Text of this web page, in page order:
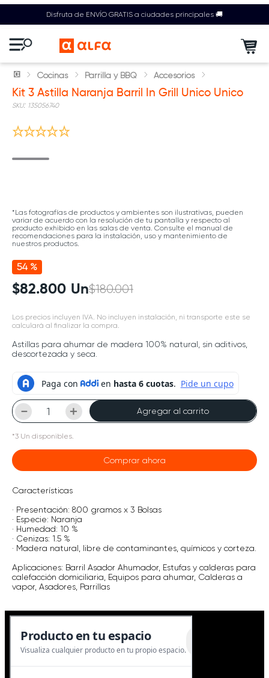
Disfruta de ENVÍO GRATIS a ciudades principales 🚚
Cocinas Parrilla y BBQ Accesorios
Kit 3 Astilla Naranja Barril In Grill Unico Unico
: 135056740
*Las fotografías de productos y ambientes son ilustrativas, pueden
variar de acuerdo con la resolución de tu pantalla y respecto al
producto exhibido en las salas de venta. Consulte el manual de
recomendaciones para la instalación, uso y mantenimiento de
nuestros productos.
54 %
$82.800 Un$180.001
Los precios incluyen IVA. No incluyen instalación, ni transporte este se
calculará al finalizar la compra.
Astillas para ahumar de madera 100% natural, sin aditivos,
descortezada y seca.
＋
－ Agregar al carrito
*3 Un disponibles.
Comprar ahora
Características
· Presentación: 800 gramos x 3 Bolsas
· Especie: Naranja
· Humedad: 10 %
· Cenizas: 1.5 %
· Madera natural, libre de contaminantes, químicos y corteza.
Aplicaciones: Barril Asador Ahumador, Estufas y calderas para
calefacción domiciliaria, Equipos para ahumar, Calderas a
vapor, Asadores, Parrillas